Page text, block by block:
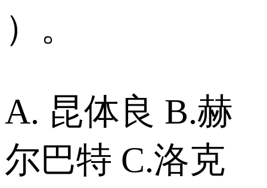
）。
A. 昆体良 B.赫
尔巴特 C.洛克